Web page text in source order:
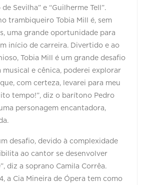
Sevilha” e “Guilherme Tell”.
trambiqueiro Tobia Mill é, sem
uma grande oportunidade para
início de carreira. Divertido e ao
Tobia Mill é um grande desafio
musical e cênica, poderei explorar
com certeza, levarei para meu
tempo!”, diz o barítono Pedro
personagem encantadora,
desafio, devido à complexidade
ao cantor se desenvolver
diz a soprano Camila Corrêa.
a Cia Mineira de Ópera tem como